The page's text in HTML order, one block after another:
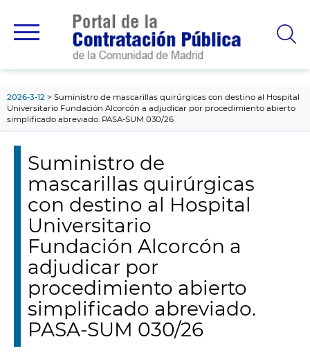
principal
2026-3-12
Suministro de mascarillas quirúrgicas con destino al Hospital
Universitario Fundación Alcorcón a adjudicar por procedimiento abierto
simplificado abreviado. PASA-SUM 030/26
Suministro de
mascarillas quirúrgicas
con destino al Hospital
Universitario
Fundación Alcorcón a
adjudicar por
procedimiento abierto
simplificado abreviado.
PASA-SUM 030/26